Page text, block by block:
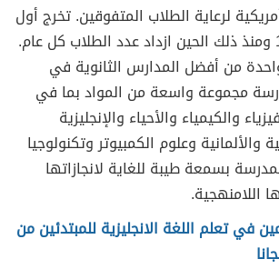
لرعاية الطلاب المتفوقين. تخرج أول
دفعة في عام 1982 ومنذ ذلك الحين ازداد عدد الطلاب كل عام.
من أفضل المدارس الثانوية في
مجموعة واسعة من المواد بما في
والكيمياء والأحياء والإنجليزية
والألمانية وعلوم الكمبيوتر وتكنولوجيا
بسمعة طيبة للغاية لانجازاتها
اللامنهجية.
في تعلم اللغة الانجليزية للمبتدئين من